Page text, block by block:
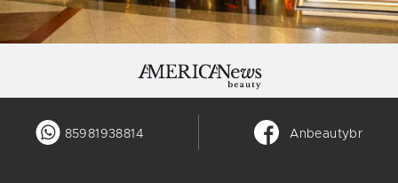
85981938814 Anbeautybr